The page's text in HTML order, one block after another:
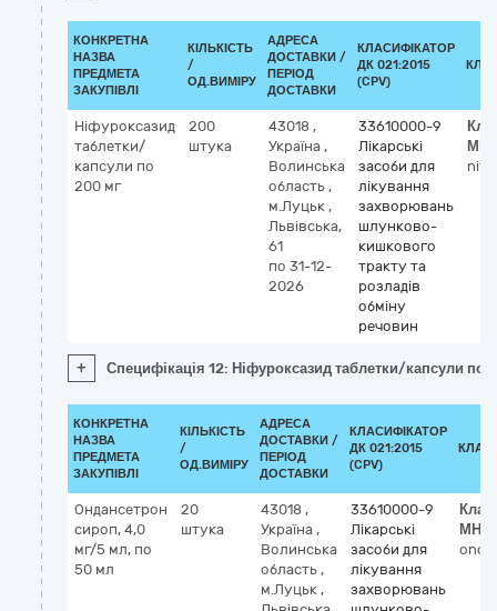
КОНКРЕТНА
НАЗВА
ПРЕДМЕТА
ЗАКУПІВЛІ
КІЛЬКІСТЬ
/
ОД.ВИМІРУ
АДРЕСА
ДОСТАВКИ /
ПЕРІОД
ДОСТАВКИ
КЛАСИФІКАТОР
ДК 021:2015
(CPV)
Ніфуроксазид
таблетки/
капсули по
200 мг
200
штука
43018 ,
Україна ,
Волинська
область ,
м.Луцьк ,
Львівська,
61
по 31-12-
2026
33610000-9
Лікарські
засоби для
лікування
захворювань
шлунково-
кишкового
тракту та
розладів
обміну
речовин
+ Специфікація 12: Ніфуроксазид таблетки/капсули по
КОНКРЕТНА
НАЗВА
ПРЕДМЕТА
ЗАКУПІВЛІ
КІЛЬКІСТЬ
/
ОД.ВИМІРУ
АДРЕСА
ДОСТАВКИ /
ПЕРІОД
ДОСТАВКИ
КЛАСИФІКАТОР
ДК 021:2015
(CPV)
Ондансетрон
сироп, 4,0
мг/5 мл, по
50 мл
20
штука
43018 ,
Україна ,
Волинська
область ,
м.Луцьк ,
33610000-9
Лікарські
засоби для
лікування
захворювань
МНН